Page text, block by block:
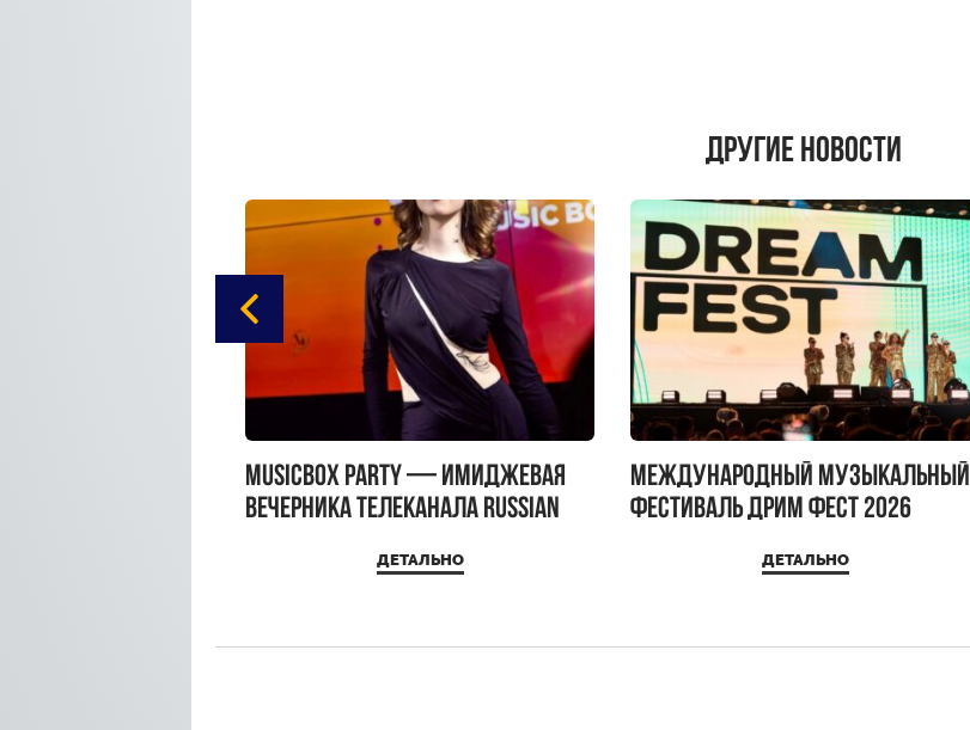
Другие новости
MUSICBOX PARTY — имиджевая
вечерника телеканала RUSSIAN
ДЕТАЛЬНО
Международный музыкальный
фестиваль ДРИМ ФЕСТ 2026
ДЕТАЛЬНО